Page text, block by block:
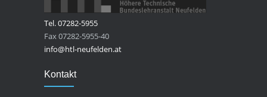
Tel. 07282-5955
Fax 07282-5955-40
info@htl-neufelden.at
Kontakt